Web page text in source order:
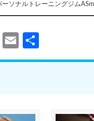
ーソナルトレーニングジム
LineEmail
有